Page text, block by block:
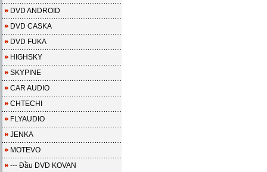
DVD ANDROID
DVD CASKA
DVD FUKA
HIGHSKY
SKYPINE
CAR AUDIO
CHTECHI
FLYAUDIO
JENKA
MOTEVO
--- Đầu DVD KOVAN